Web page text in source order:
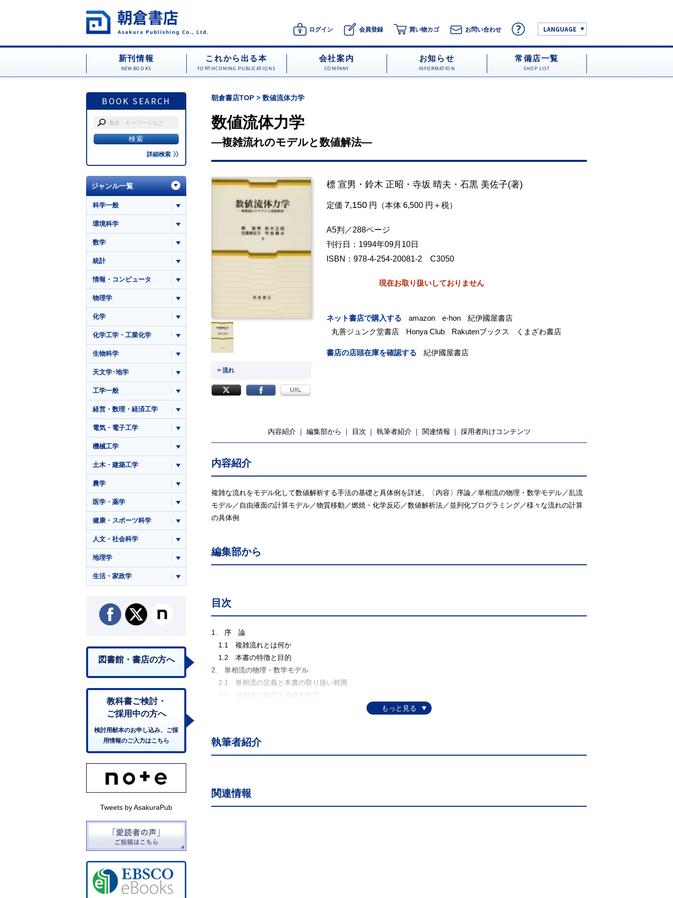
ログイン 会員登録 買い物カゴ お問い合わせ LANGUAGE
新刊情報
NEW BOOKS
これから出る本
FORTHCOMING PUBLICATIONS
会社案内
COMPANY
お知らせ
INFORMATION
常備店一覧
SHOP LIST
BOOK SEARCH
詳細検索
朝倉書店TOP 数値流体力学
数値流体力学
―複雑流れのモデルと数値解法―
> 流れ
標 宣男 ・ 鈴木 正昭 ・ 寺坂 晴夫 ・ 石黒 美佐子(著)
定価 7,150 円（本体 6,500 円＋税）
A5判／288ページ
刊行日：1994年09月10日
ISBN：978-4-254-20081-2 C3050
現在お取り扱いしておりません
ネット書店で購入する amazon e-hon
紀伊國屋書店
丸善ジュンク堂書店
Honya Club Rakutenブックス くまざわ書店
書店の店頭在庫を確認する 紀伊國屋書店
内容紹介 編集部から 目次 執筆者紹介 関連情報 採用者向けコンテンツ
内容紹介
複雑な流れをモデル化して数値解析する手法の基礎と具体例を詳述。〔内容〕序論／単相流の物理・数学モデル／乱流
モデル／自由液面の計算モデル／物質移動／燃焼・化学反応／数値解析法／並列化プログラミング／様々な流れの計算
の具体例
編集部から
目次
1. 序 論
1.1 複雑流れとは何か
1.2 本書の特徴と目的
2. 単相流の物理・数学モデル
2.1 単相流の定義と本書の取り扱い範囲
2.2 単相流の物理と基礎方程式
3.1 乱流の物理
3.2 乱流の計算モデル
3.5 高次精度風上差分
4. 自由液面の計算モデル
執筆者紹介
関連情報
ジャンル一覧
科学一般
環境科学
数学
統計
情報・コンピュータ
物理学
化学
化学工学・工業化学
生物科学
天文学･地学
工学一般
経営・数理・経済工学
電気・電子工学
機械工学
土木・建築工学
農学
医学・薬学
健康・スポーツ科学
人文・社会科学
地理学
生活・家政学
図書館・書店の方へ
教科書ご検討・
ご採用中の方へ
検討用献本のお申し込み、ご採
用情報のご入力はこちら
Tweets by AsakuraPub